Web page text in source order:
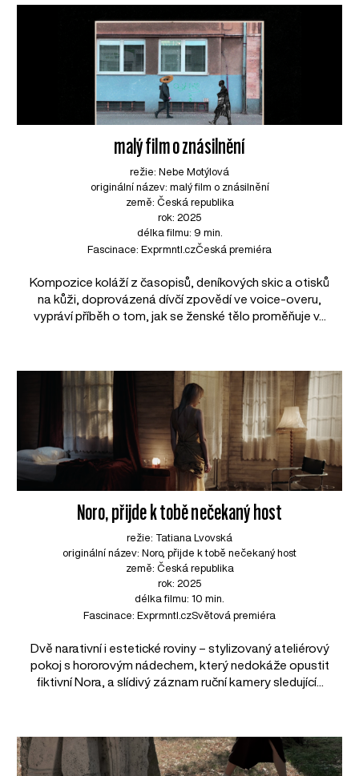
malý film o znásilnění
režie: Nebe Motýlová
originální název: malý film o znásilnění
země: Česká republika
rok: 2025
délka filmu: 9 min.
Fascinace: Exprmntl.czČeská premiéra
Kompozice koláží z časopisů, deníkových skic a otisků
na kůži, doprovázená dívčí zpovědí ve voice-overu,
vypráví příběh o tom, jak se ženské tělo proměňuje v...
Noro, přijde k tobě nečekaný host
režie: Tatiana Lvovská
originální název: Noro, přijde k tobě nečekaný host
země: Česká republika
rok: 2025
délka filmu: 10 min.
Fascinace: Exprmntl.czSvětová premiéra
Dvě narativní i estetické roviny – stylizovaný ateliérový
pokoj s hororovým nádechem, který nedokáže opustit
fiktivní Nora, a slídivý záznam ruční kamery sledující...